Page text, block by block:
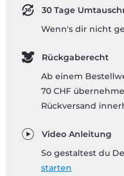
30 Tage
Wenn's dir nicht
Rückgaberecht
Ab einem
70 CHF
Rückversand
Video Anleitung
So gestaltest du
starten